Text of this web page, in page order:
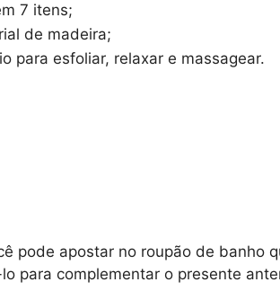
7 itens;
de madeira;
para esfoliar, relaxar e massagear.
pode apostar no roupão de banho
para complementar o presente